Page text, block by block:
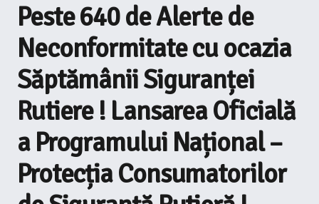
Peste 640 de Alerte de
Neconformitate cu ocazia
Săptămânii Siguranței
Rutiere ! Lansarea Oficială
a Programului Național –
Protecția Consumatorilor